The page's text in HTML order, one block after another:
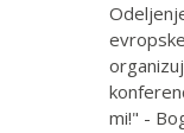
mi!" -